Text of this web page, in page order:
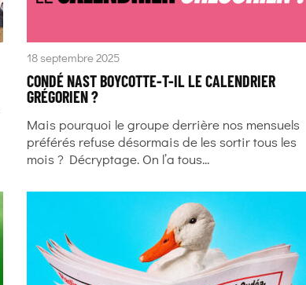
18 septembre 2025
CONDÉ NAST BOYCOTTE-T-IL LE CALENDRIER
GRÉGORIEN ?
Mais pourquoi le groupe derrière nos mensuels
préférés refuse désormais de les sortir tous les
mois ? Décryptage. On l’a tous...